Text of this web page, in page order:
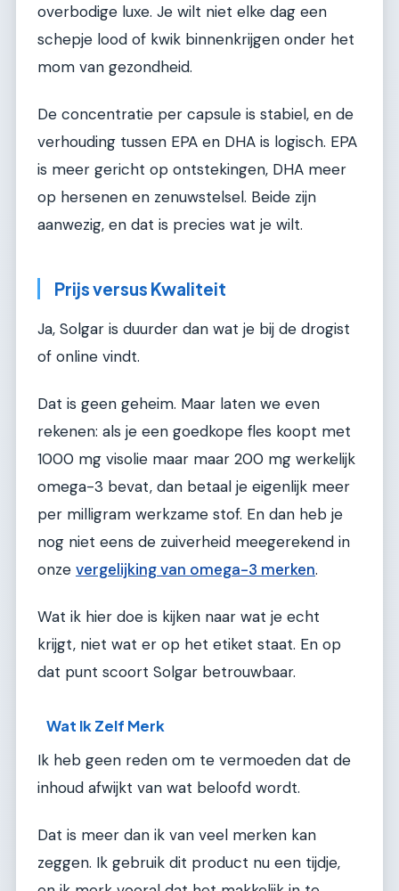
overbodige luxe. Je wilt niet elke dag een
schepje lood of kwik binnenkrijgen onder het
mom van gezondheid.
De concentratie per capsule is stabiel, en de
verhouding tussen EPA en DHA is logisch. EPA
is meer gericht op ontstekingen, DHA meer
op hersenen en zenuwstelsel. Beide zijn
aanwezig, en dat is precies wat je wilt.
Prijs versus Kwaliteit
Ja, Solgar is duurder dan wat je bij de drogist
of online vindt.
Dat is geen geheim. Maar laten we even
rekenen: als je een goedkope fles koopt met
1000 mg visolie maar maar 200 mg werkelijk
omega-3 bevat, dan betaal je eigenlijk meer
per milligram werkzame stof. En dan heb je
nog niet eens de zuiverheid meegerekend in
onze vergelijking van omega-3 merken.
Wat ik hier doe is kijken naar wat je echt
krijgt, niet wat er op het etiket staat. En op
dat punt scoort Solgar betrouwbaar.
Wat Ik Zelf Merk
Ik heb geen reden om te vermoeden dat de
inhoud afwijkt van wat beloofd wordt.
Dat is meer dan ik van veel merken kan
zeggen. Ik gebruik dit product nu een tijdje,